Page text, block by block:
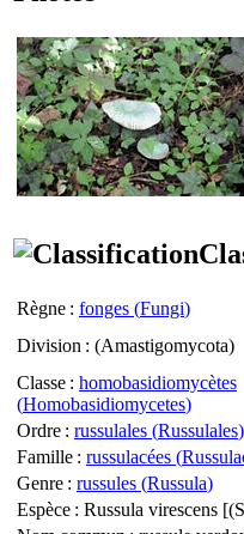
Règne : fonges (Fungi)
Division : (Amastigomycota)
Classe : homobasidiomycètes
(Homobasidiomycetes)
Ordre : russulales (Russulales)
Famille : russulacées (
Genre : russules (Russula)
Espèce : Russula virescens